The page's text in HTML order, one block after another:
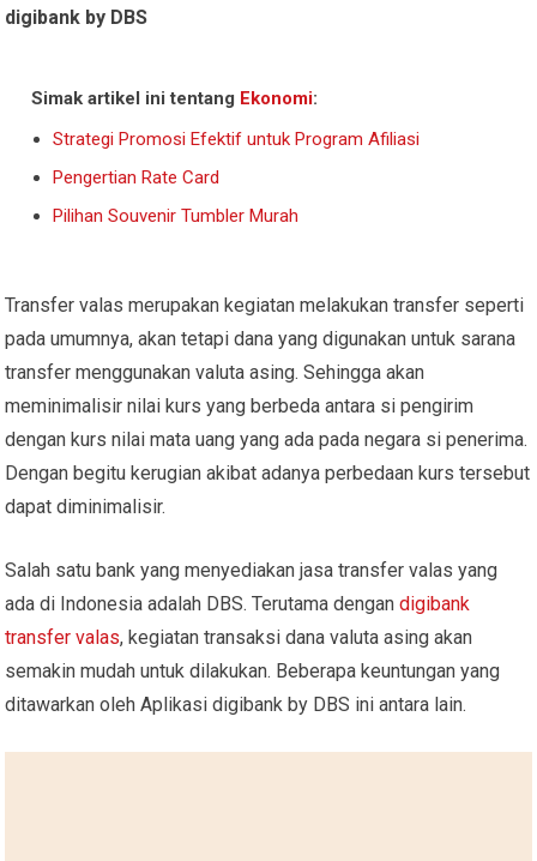
digibank by DBS
Simak artikel ini tentang Ekonomi:
Strategi Promosi Efektif untuk Program Afiliasi
Pengertian Rate Card
Pilihan Souvenir Tumbler Murah
Transfer valas merupakan kegiatan melakukan transfer seperti
pada umumnya, akan tetapi dana yang digunakan untuk sarana
transfer menggunakan valuta asing. Sehingga akan
meminimalisir nilai kurs yang berbeda antara si pengirim
dengan kurs nilai mata uang yang ada pada negara si penerima.
Dengan begitu kerugian akibat adanya perbedaan kurs tersebut
dapat diminimalisir.
Salah satu bank yang menyediakan jasa transfer valas yang
ada di Indonesia adalah DBS. Terutama dengandigibank
transfer valas, kegiatan transaksi dana valuta asing akan
semakin mudah untuk dilakukan. Beberapa keuntungan yang
ditawarkan oleh Aplikasi digibank by DBS ini antara lain.